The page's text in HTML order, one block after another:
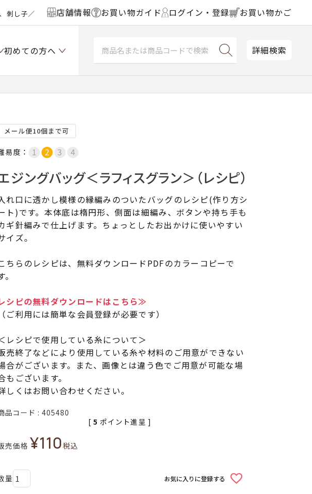
刺し子／ 店舗情報 お買い物ガイド ログイン・登録 お買い物かご
初めての方へ 詳細検索
メール便10個まで可
易度：
ジングバッグ＜ラフィスグラン＞（レシピ）
れ口に透かし模様の縁編みのついたバッグのレシピ(作り方シ
ト)です。本体底は楕円形、側面は細編み、ボタンや持ち手も
ギ針編みで仕上げます。ちょっとしたお出かけに使いやすい
イズ。
ちらのレシピは、無料ダウンロードPDFのカラーコピーで
。
シピの無料ダウンロードはこちら≫
（ご利用には簡単な会員登録が必要です）
レシピで使用している糸について＞
売終了などにより使用している糸や材料のご用意ができない
合がございます。また、画像とは違う色でご用意が可能な場
もございます。
しくはお問い合わせください。
品コード 405480
売価格 ¥110税込
[ 5 ポイント進呈 ]
お気に入りに登録する